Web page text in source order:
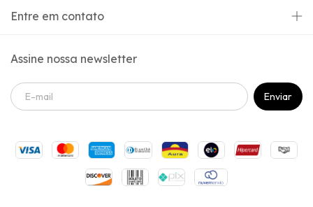
Entre em contato
Assine nossa newsletter